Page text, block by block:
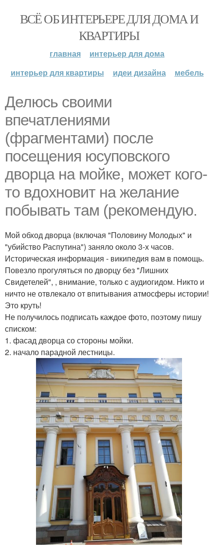
ВСЁ ОБ ИНТЕРЬЕРЕ ДЛЯ ДОМА И
КВАРТИРЫ
главная
интерьер для дома
интерьер для квартиры
идеи дизайна мебель
Делюсь своими
впечатлениями
(фрагментами) после
посещения юсуповского
дворца на мойке, может кого-
то вдохновит на желание
побывать там (рекомендую.
Мой обход дворца (включая "Половину Молодых" и
"убийство Распутина") заняло около 3-х часов.
Историческая информация - википедия вам в помощь.
Повезло прогуляться по дворцу без "Лишних
Свидетелей", , внимание, только с аудиогидом. Никто и
ничто не отвлекало от впитывания атмосферы истории!
Это круть!
Не получилось подписать каждое фото, поэтому пишу
списком:
1. фасад дворца со стороны мойки.
2. начало парадной лестницы.